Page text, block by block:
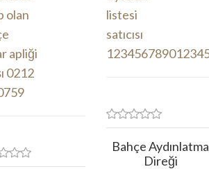
Bahçe Aydınlatma
Direği